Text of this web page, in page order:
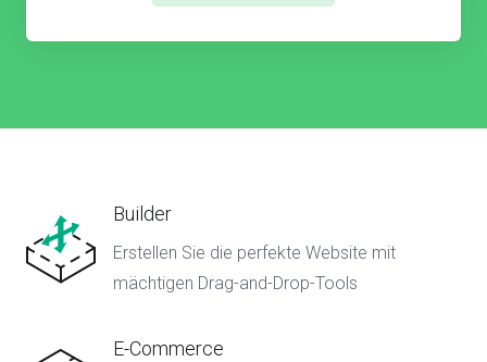
Builder
Erstellen Sie die perfekte Website mit
mächtigen Drag-and-Drop-Tools
E-Commerce